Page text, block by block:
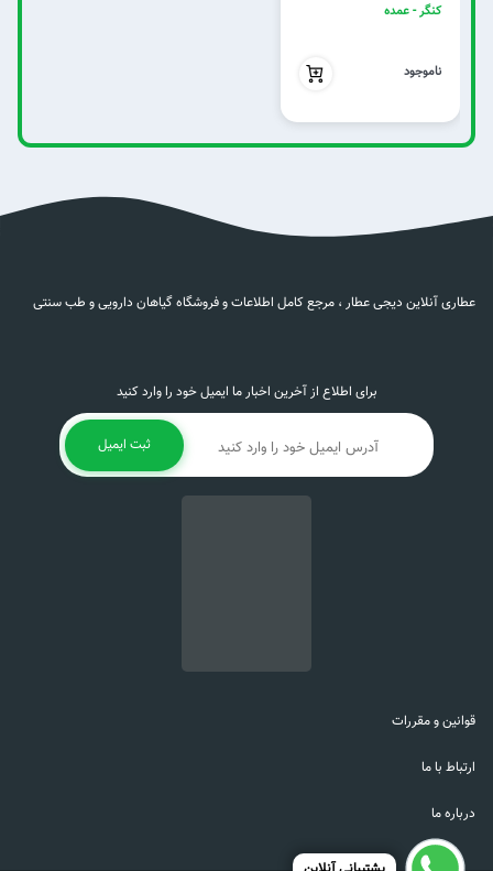
کنگر - عمده
ناموجود
قوانین و مقررات
ارتباط با ما
درباره ما
برای اطلاع از آخرین اخبار ما ایمیل خود را وارد کنید
ثبت ایمیل
عطاری آنلاین دیجی عطار ، مرجع کامل اطلاعات و فروشگاه گیاهان دارویی و طب سنتی